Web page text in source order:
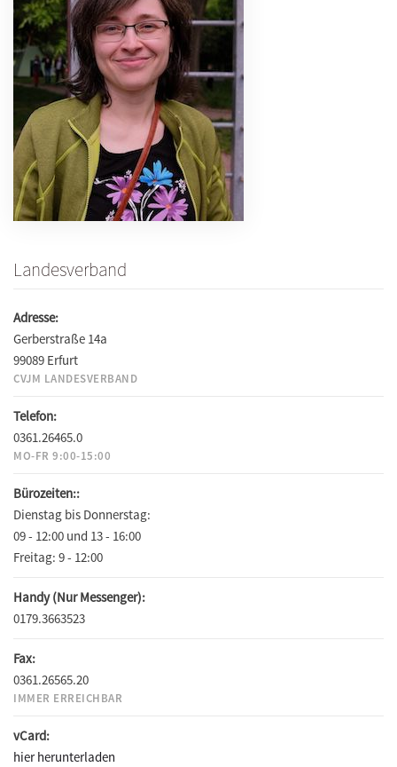
Landesverband
Adresse:
Gerberstraße 14a
99089 Erfurt
CVJM LANDESVERBAND
Telefon:
0361.26465.0
MO-FR 9:00-15:00
Bürozeiten::
Dienstag bis Donnerstag:
09 - 12:00 und 13 - 16:00
Freitag: 9 - 12:00
Handy (Nur Messenger):
0179.3663523
Fax:
0361.26565.20
IMMER ERREICHBAR
vCard:
hier herunterladen